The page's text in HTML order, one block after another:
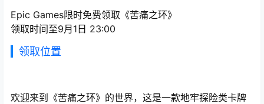
Epic Games限时免费领取《苦痛之环》
领取时间至9月1日 23:00
领取位置
欢迎来到《苦痛之环》的世界，这是一款地牢探险类卡牌